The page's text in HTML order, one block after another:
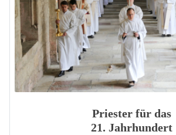
Priester für das
21. Jahrhundert